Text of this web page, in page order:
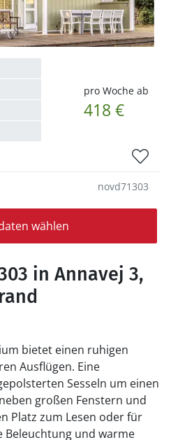
pro Woche ab
418 €
novd71303
wählen
in Annavej 3,
bietet einen ruhigen
Ausflügen. Eine
Sesseln um einen
großen Fenstern und
Platz zum Lesen oder für
Beleuchtung und warme